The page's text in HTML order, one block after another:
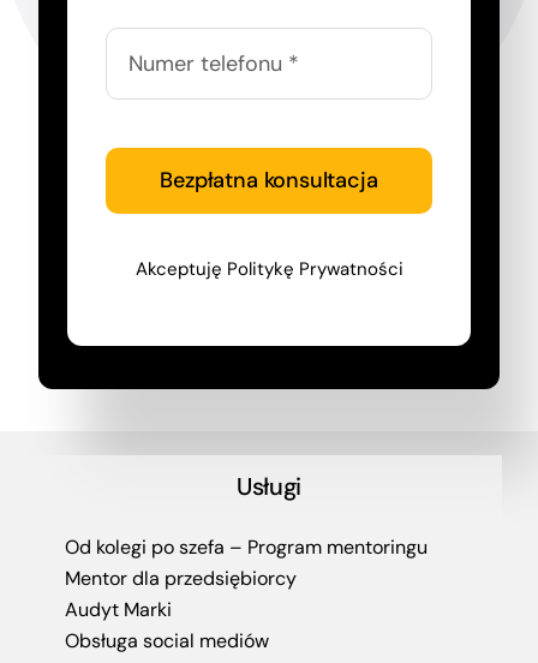
Bezpłatna konsultacja
Akceptuję Politykę Prywatności
Usługi
Od kolegi po szefa – Program mentoringu
Mentor dla przedsiębiorcy
Audyt Marki
Obsługa social mediów